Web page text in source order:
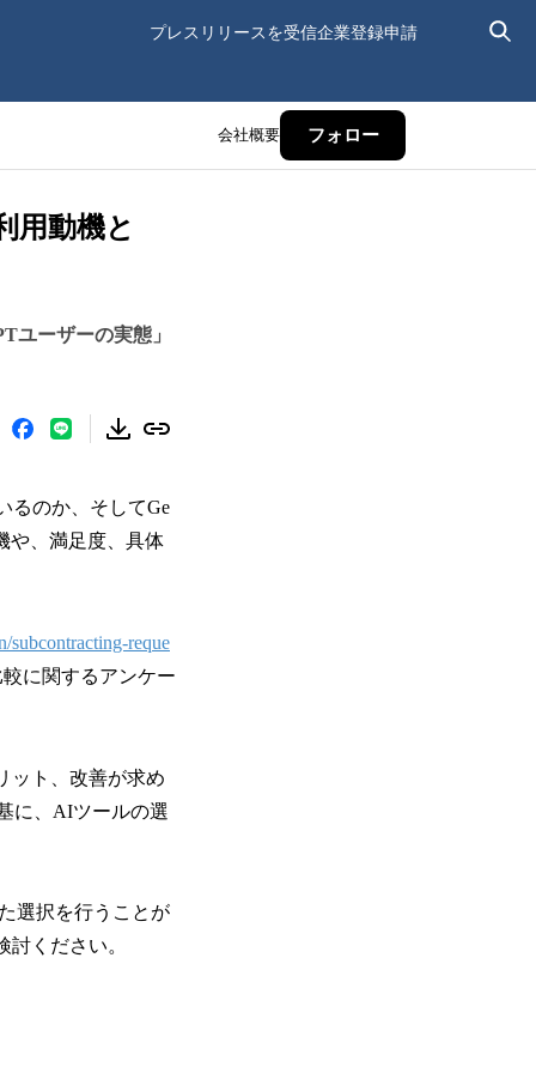
プレスリリースを受信企業登録申請
会社概要 フォロー
用動機と
ユーザーの実態」
るのか、そしてGe
や、満足度、具体
subcontracting-reque
に関するアンケー
ット、改善が求め
に、AIツールの選
選択を行うことが
ください。